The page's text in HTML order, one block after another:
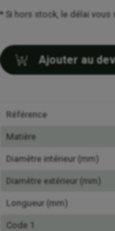
* Si hors stock, le délai vous
Ajouter au
Référence
Matière
Diamètre intérieur (mm)
Diamètre extérieur (mm)
Longueur (mm)
Code 1